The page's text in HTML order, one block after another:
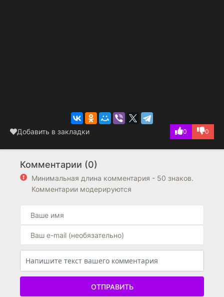
Добавить в закладки 0 0
Комментарии (0)
Минимальная длина комментария - 50 знаков.
Комментарии модерируются
ОТПРАВИТЬ